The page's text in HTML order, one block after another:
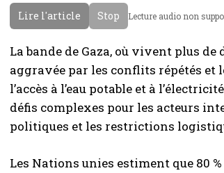
Lire l'article Stop Lecture audio non
La bande de Gaza, où vivent plus
aggravée par les conflits répétés et
l’accès à l’eau potable et à
défis complexes pour les acteurs
politiques et les restrictions
Les Nations unies estiment que 80